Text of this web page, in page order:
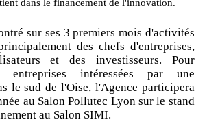
dans le financement de l'innovation.
sur ses 3 premiers mois d'activités
des chefs d'entreprises,
et des investisseurs. Pour
entreprises intéressées par une
le sud de l'Oise, l'Agence participera
au Salon Pollutec Lyon sur le stand
au Salon SIMI.